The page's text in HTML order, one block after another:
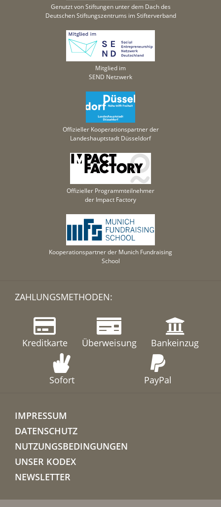
Genutzt von Stiftungen unter dem Dach des
Deutschen Stiftungszentrums im Stifterverband
Mitglied im
SEND Netzwerk
Offizieller Kooperationspartner der
Landeshauptstadt Düsseldorf
Offizieller Programmteilnehmer
der Impact Factory
Kooperationspartner der Munich Fundraising
School
ZAHLUNGSMETHODEN:
Kreditkarte Überweisung Bankeinzug
Sofort PayPal
IMPRESSUM
DATENSCHUTZ
NUTZUNGSBEDINGUNGEN
UNSER KODEX
NEWSLETTER